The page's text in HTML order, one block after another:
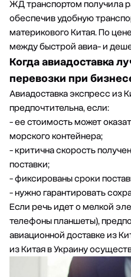
ЖД транспортомполучила
обеспечив удобную
материкового Китая. По
между быстрой авиа- и
Когда авиадоставка
перевозки при
Авиадоставка экспресс из
предпочтительна, если:
- ее стоимость может
морского контейнера;
- критична скорость
поставки;
- фиксированы сроки
- нужно гарантировать
Если речь идет о мелкой
телефоны планшеты),
авиационной доставке из
из Китая в Украину